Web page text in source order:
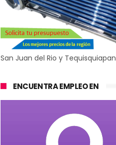
San Juan del Rio y Tequisquiapan
ENCUENTRA EMPLEO EN